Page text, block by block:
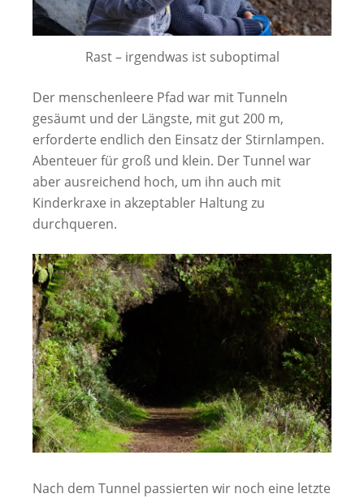
Rast – irgendwas ist suboptimal
Der menschenleere Pfad war mit Tunneln
gesäumt und der Längste, mit gut 200 m,
erforderte endlich den Einsatz der Stirnlampen.
Abenteuer für groß und klein. Der Tunnel war
aber ausreichend hoch, um ihn auch mit
Kinderkraxe in akzeptabler Haltung zu
durchqueren.
Nach dem Tunnel passierten wir noch eine letzte